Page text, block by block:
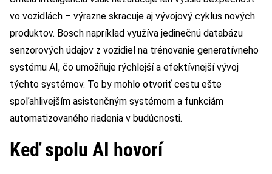
vo vozidlách – výrazne skracuje aj vývojový cyklus nových
produktov. Bosch napríklad využíva jedinečnú databázu
senzorových údajov z vozidiel na trénovanie generatívneho
systému AI, čo umožňuje rýchlejší a efektívnejší vývoj
týchto systémov. To by mohlo otvoriť cestu ešte
spoľahlivejším asistenčným systémom a funkciám
automatizovaného riadenia v budúcnosti.
Keď spolu AI hovorí